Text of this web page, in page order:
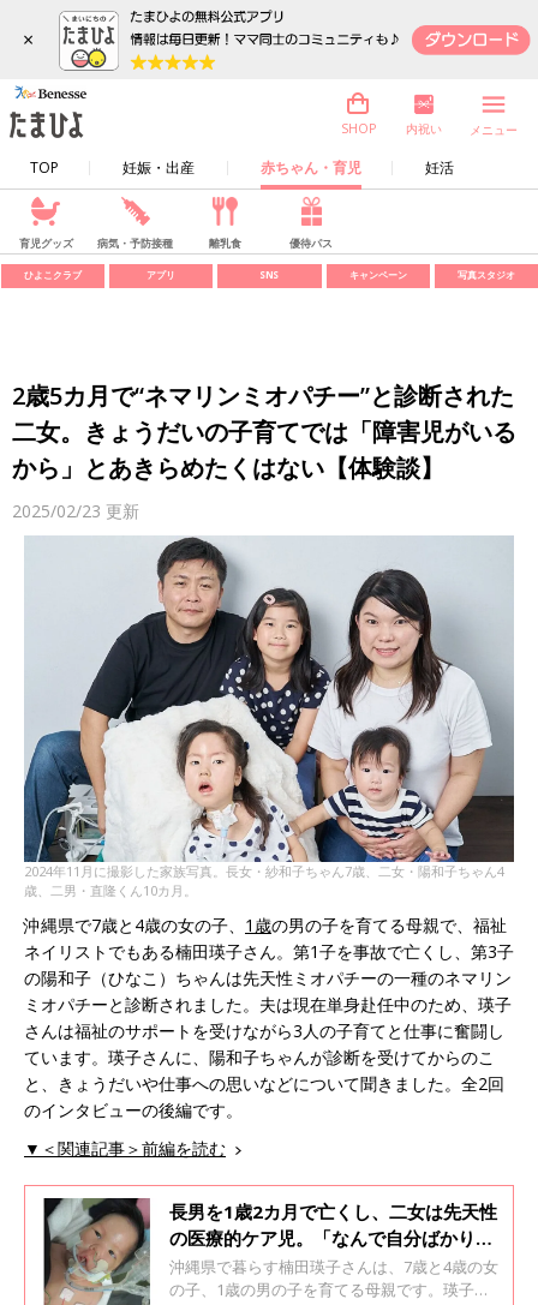
×
TOP 妊娠・出産 赤ちゃん・育児 妊活
SHOP 内祝い メニュー
育児グッズ 病気・予防接種 離乳食 優待パス
ひよこクラブ アプリ SNS キャンペーン 写真スタジオ
2歳5カ月で“ネマリンミオパチー”と診断された
二女。きょうだいの子育てでは「障害児がいる
から」とあきらめたくはない【体験談】
2025/02/23 更新
2024年11月に撮影した家族写真。長女・紗和子ちゃん7歳、二女・陽和子ちゃん4
歳、二男・直隆くん10カ月。
沖縄県で7歳と4歳の女の子、 1歳の男の子を育てる母親で、福祉
ネイリストでもある楠田瑛子さん。第1子を事故で亡くし、第3子
の陽和子（ひなこ）ちゃんは先天性ミオパチーの一種のネマリン
ミオパチーと診断されました。夫は現在単身赴任中のため、瑛子
さんは福祉のサポートを受けながら3人の子育てと仕事に奮闘し
ています。瑛子さんに、陽和子ちゃんが診断を受けてからのこ
と、きょうだいや仕事への思いなどについて聞きました。全2回
のインタビューの後編です。
▼＜関連記事＞前編を読む
長男を1歳2カ月で亡くし、二女は先天性
の医療的ケア児。「なんで自分ばかり
が」と絶望した日々【先天性ミオパチ
ー・体験談】
沖縄県で暮らす楠田瑛子さんは、7歳と4歳の女
の子、1歳の男の子を育てる母親です。瑛子さ